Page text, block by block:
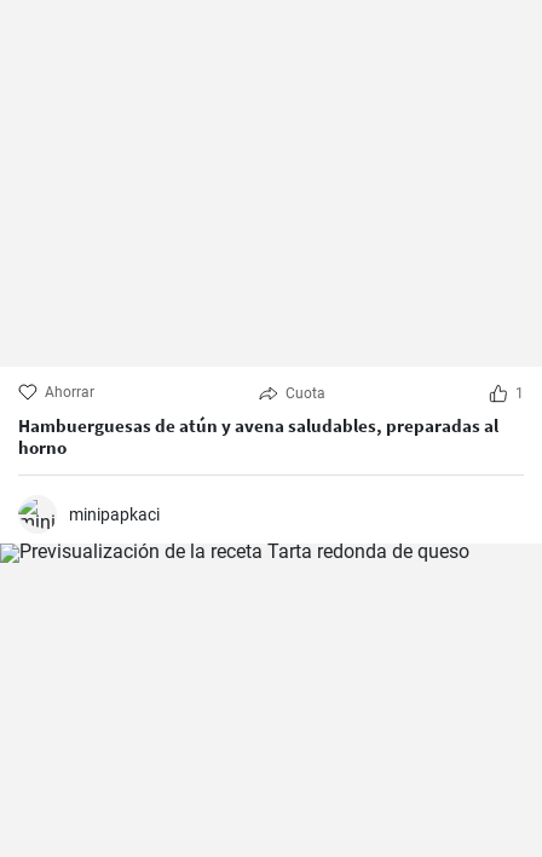
Ahorrar Cuota 1
Hambuerguesas de atún y avena saludables, preparadas al
horno
minipapkaci